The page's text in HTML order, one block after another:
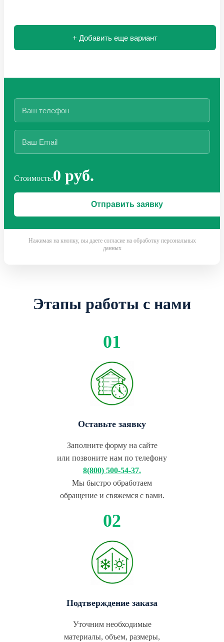
+ Добавить еще вариант
Стоимость:0 руб.
Нажимая на кнопку, вы даете согласие на обработку персональных
данных
Этапы работы с нами
Оставьте заявку
Заполните форму на сайте
или позвоните нам по телефону
8(800) 500-54-37.
Мы быстро обработаем
обращение и свяжемся с вами.
Подтверждение заказа
Уточним необходимые
материалы, объем, размеры,